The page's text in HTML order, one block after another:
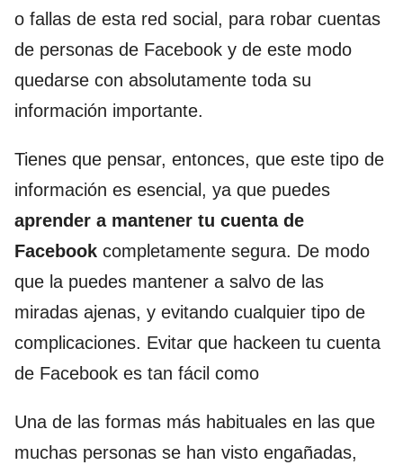
o fallas de esta red social, para robar cuentas
de personas de Facebook y de este modo
quedarse con absolutamente toda su
información importante.
Tienes que pensar, entonces, que este tipo de
información es esencial, ya que puedes
aprender a mantener tu cuenta de
Facebook completamente segura. De modo
que la puedes mantener a salvo de las
miradas ajenas, y evitando cualquier tipo de
complicaciones. Evitar que hackeen tu cuenta
de Facebook es tan fácil como
Una de las formas más habituales en las que
muchas personas se han visto engañadas,